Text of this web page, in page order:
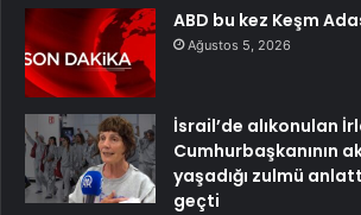
ABD bu kez Keşm
Ağustos 5, 2026
İsrail’de alıkonulan
Cumhurbaşkanının
yaşadığı zulmü
geçti